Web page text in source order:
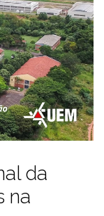
da
na